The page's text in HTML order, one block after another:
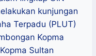
kunjungan
Terpadu (PLUT)
Kopma
Sultan